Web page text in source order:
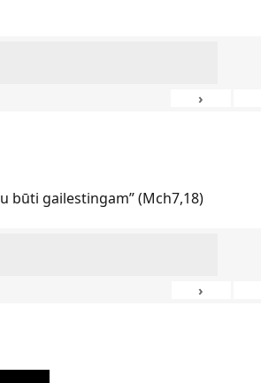
›
būti gailestingam” (Mch7,18)
›